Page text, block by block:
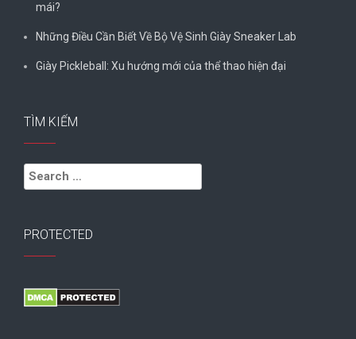
mái?
Những Điều Cần Biết Về Bộ Vệ Sinh Giày Sneaker Lab
Giày Pickleball: Xu hướng mới của thể thao hiện đại
TÌM KIẾM
Search
for:
PROTECTED